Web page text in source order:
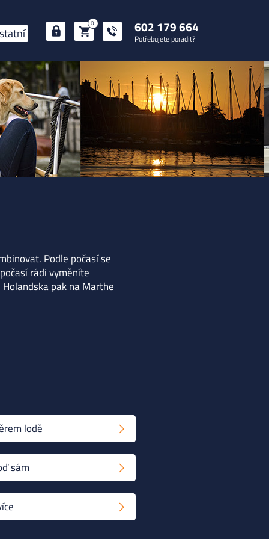
0 602 179 664
Potřebujete poradit?
Podle počasí se
rádi vyměníte
pak na Marthe
lodě
sám